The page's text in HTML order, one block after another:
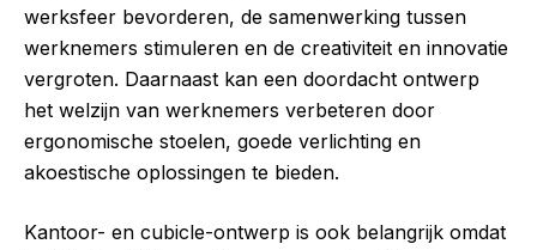
werksfeer bevorderen, de samenwerking tussen
werknemers stimuleren en de creativiteit en innovatie
vergroten. Daarnaast kan een doordacht ontwerp
het welzijn van werknemers verbeteren door
ergonomische stoelen, goede verlichting en
akoestische oplossingen te bieden.
Kantoor- en cubicle-ontwerp is ook belangrijk omdat